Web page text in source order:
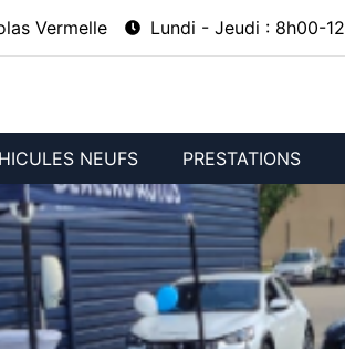
Vermelle Lundi - Jeudi : 8h00-
NEUFS PRESTATIONS